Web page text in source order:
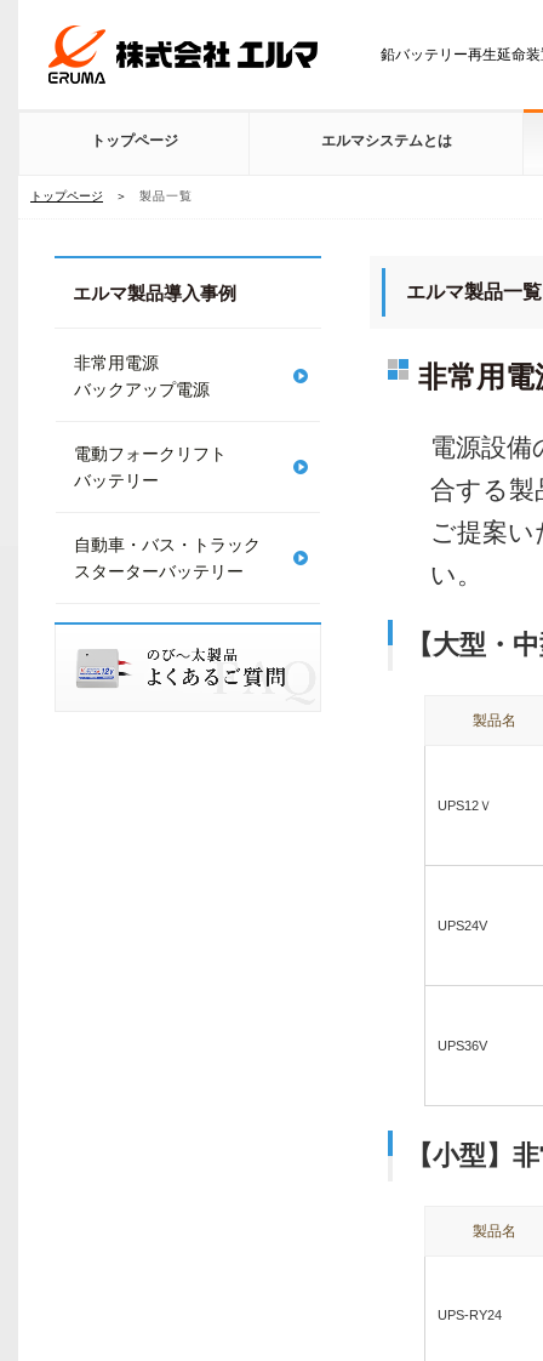
鉛バッテリー再生延命
トップページ エルマシステムとは
トップページ ＞ 製品一覧
エルマ製品一覧
非常用
電源設備
合する製
ご提案
い。
【大型・
製品名
UPS12Ｖ
UPS24V
UPS36V
【小型】
製品名
UPS-RY24
エルマ製品導入事例
非常用電源
バックアップ電源
電動フォークリフト
バッテリー
自動車・バス・トラック
スターターバッテリー